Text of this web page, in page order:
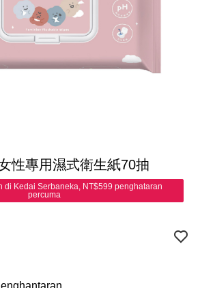
性專用濕式衛生紙70抽
di Kedai Serbaneka, NT$599 penghataran
percuma